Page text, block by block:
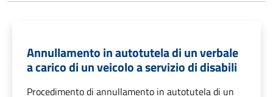
Annullamento in autotutela di un verbale
a carico di un veicolo a servizio di disabili
Procedimento di annullamento in autotutela di un